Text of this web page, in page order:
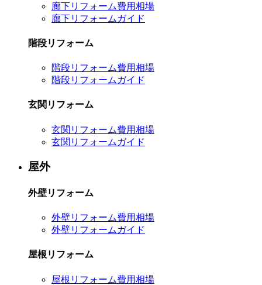
廊下リフォーム費用相場
廊下リフォームガイド
階段リフォーム
階段リフォーム費用相場
階段リフォームガイド
玄関リフォーム
玄関リフォーム費用相場
玄関リフォームガイド
屋外
外壁リフォーム
外壁リフォーム費用相場
外壁リフォームガイド
屋根リフォーム
屋根リフォーム費用相場